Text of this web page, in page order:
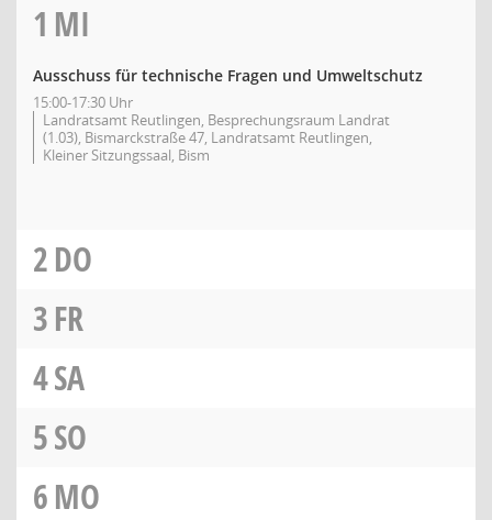
1 MI
Ausschuss für technische Fragen und Umweltschutz
15:00-17:30 Uhr
Landratsamt Reutlingen, Besprechungsraum Landrat
(1.03), Bismarckstraße 47, Landratsamt Reutlingen,
Kleiner Sitzungssaal, Bism
2DO
3FR
4SA
5SO
6MO